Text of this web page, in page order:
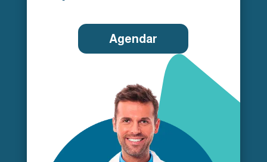
Agendar